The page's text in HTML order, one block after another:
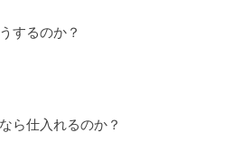
するのか？
ら仕入れるのか？